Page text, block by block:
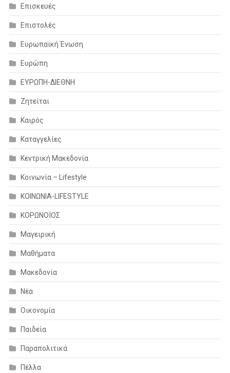
Επισκευές
Επιστολές
Ευρωπαϊκή Ένωση
Ευρώπη
ΕΥΡΩΠΗ-ΔΙΕΘΝΗ
Ζητείται
Καιρός
Καταγγελίες
Κεντρική Μακεδονία
Κοινωνία – Lifestyle
ΚΟΙΝΩΝΙΑ-LIFESTYLE
ΚΟΡΩΝΟΪΟΣ
Μαγειρική
Μαθήματα
Μακεδονία
Νέα
Οικονομία
Παιδεία
Παραπολιτικά
Πέλλα